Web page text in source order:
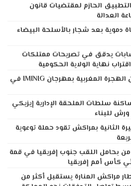
التطبيق الحازم لمقتضيات قانون
العدالة
بعد شجار بالأسلحة البيضاء
يدقق في تصريحات ممتلكات
نهاية الولاية الحكومية
أكادير تحتفي بقرن من الهجرة المغربية بمهرجان IMINIG في
سلطات الملحقة الإدارية إيزيكي
للبناء
الثانية بمراكش تقود حملة توعوية
بحامل اللقب جنوب إفريقيا في قمة
كأس أمم إفريقيا
مرحبا 2026.. مطار مراكش المنارة يستقبل أكثر من